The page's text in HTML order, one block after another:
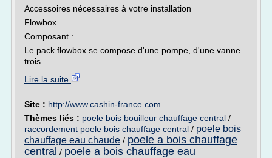
Accessoires nécessaires à votre installation
Flowbox
Composant :
Le pack flowbox se compose d'une pompe, d'une vanne
trois...
Lire la suite
Site : http://www.cashin-france.com
Thèmes liés : poele bois bouilleur chauffage central /
raccordement poele bois chauffage central / poele bois
chauffage eau chaude / poele a bois chauffage
central / poele a bois chauffage eau